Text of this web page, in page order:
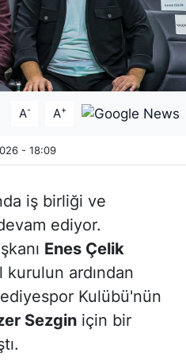
A- A+
- 18:09
iş birliği ve
ediyor.
Enes Çelik
ardından
Kulübü'nün
Sezginiçin bir